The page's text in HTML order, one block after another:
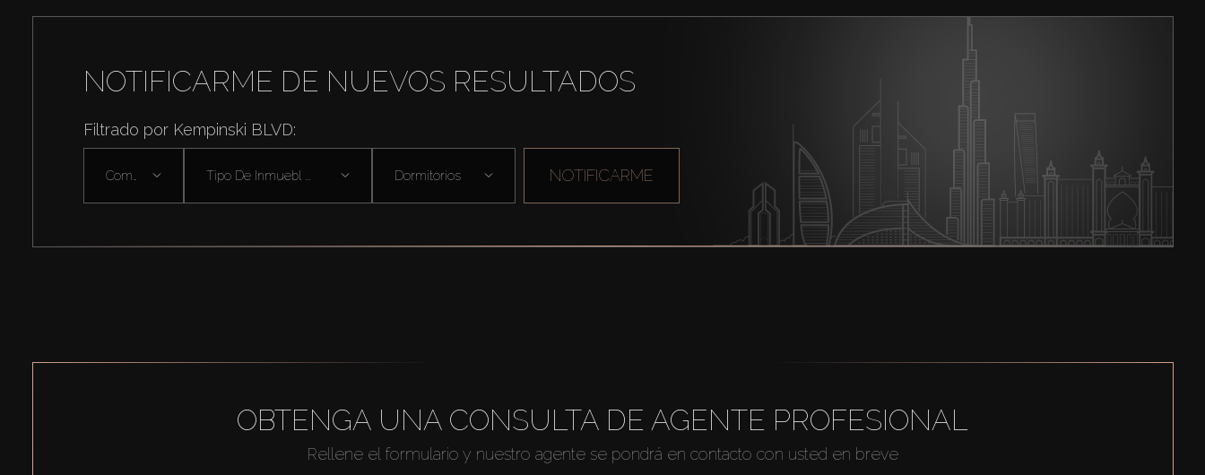
NOTIFICARME DE NUEVOS RESULTADOS
Filtrado por Kempinski BLVD:
Tipo De Inmuebl ... Dormitorios NOTIFICARME
OBTENGA UNA CONSULTA DE AGENTE PROFESIONAL
Rellene el formulario y nuestro agente se pondrá en contacto con usted en breve